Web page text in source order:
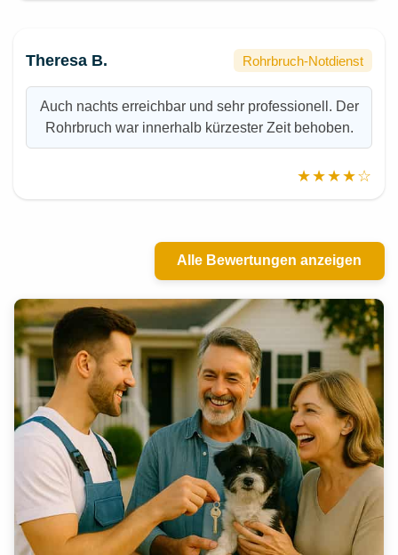
Theresa B. Rohrbruch-Notdienst
Auch nachts erreichbar und sehr professionell. Der
Rohrbruch war innerhalb kürzester Zeit behoben.
★★★★☆
Alle Bewertungen anzeigen